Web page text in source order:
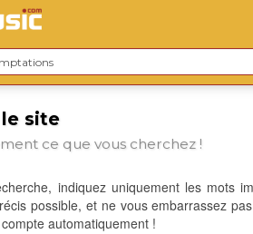
le site
ce que vous cherchez !
indiquez uniquement les mots
possible, et ne vous embarrassez
automatiquement !